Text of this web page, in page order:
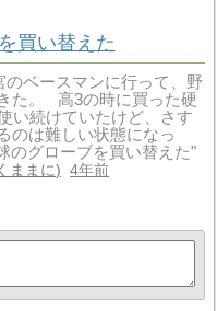
買い替えた
ベースマンに行って、野
た。 高3の時に買った硬
い続けていたけど、さす
のは難しい状態になっ
のグローブを買い替えた"
ままに 4年前